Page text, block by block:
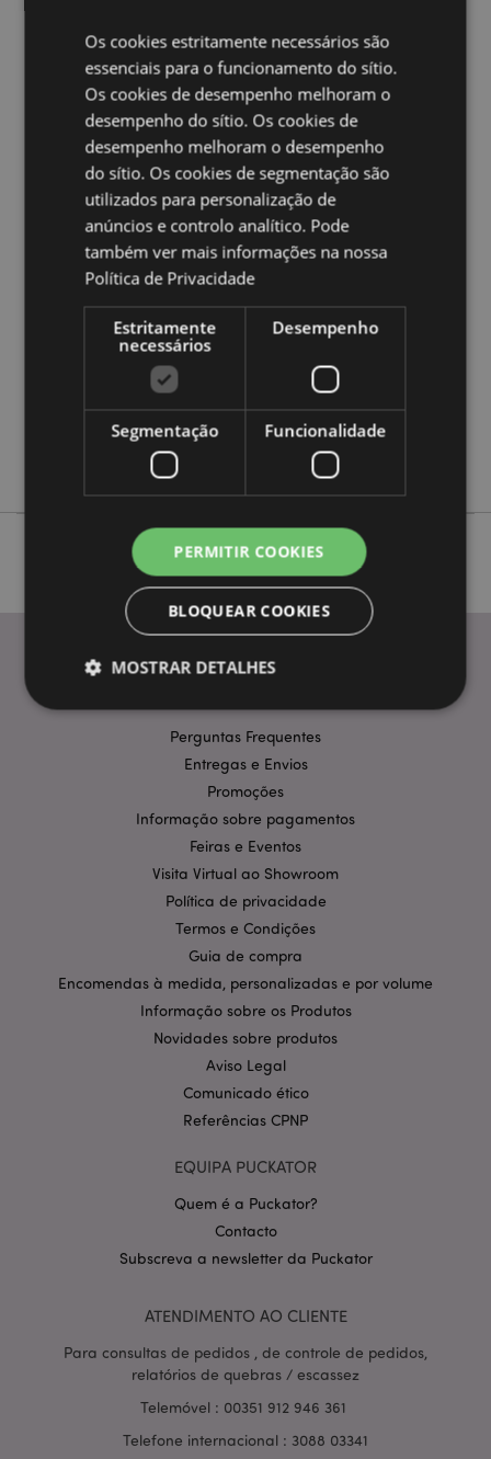
Não Apto Para:0 - 3 Anos
EN71:Sim
Ampliar informação:
Quer saber mais acerca de comprar na Puckator?
a nossaGuia de informação para o cliente.
Caracteristicas do Produto
Informação
Altura 14cm Largura 1.5cm Profundidade 2cm
5055071507359
720
0.018000
Não
Perguntas Frequentes
Entregas e Envios
Promoções
Informação sobre pagamentos
Feiras e Eventos
Visita Virtual ao Showroom
Política de privacidade
Termos e Condições
Guia de compra
Encomendas à medida, personalizadas e por volume
Informação sobre os Produtos
Novidades sobre produtos
Aviso Legal
Comunicado ético
Referências CPNP
EQUIPA PUCKATOR
Quem é a Puckator?
Contacto
Subscreva a newsletter da Puckator
ATENDIMENTO AO CLIENTE
Para consultas de pedidos , de controle de pedidos,
relatórios de quebras / escassez
Telemóvel : 00351 912 946 361
Telefone internacional : 3088 03341
Os cookies estritamente necessários são
essenciais para o funcionamento do sítio.
Os cookies de desempenho melhoram o
desempenho do sítio. Os cookies de
desempenho melhoram o desempenho
do sítio. Os cookies de segmentação são
utilizados para personalização de
anúncios e controlo analítico. Pode
também ver mais informações na nossa
Política de Privacidade
Estritamente
necessários
Desempenho
Segmentação Funcionalidade
PERMITIR COOKIES
BLOQUEAR COOKIES
MOSTRAR DETALHES
Segmentação
Funcionalidade
Os cookies estritamente necessários permitem
funcionalidades centrais do website, tais como login
pode ser utilizado correctamente sem os cookies
estritamente necessários.
CookieScriptConsent
CookieScript
.puckator.pt
mage-cache-storage-section-
PHPSESSID
PHP.net
.www.puckator.pt
Política de Privacidade da